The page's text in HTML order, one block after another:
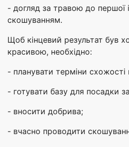
- догляд за травою до першої
скошуванням.
Щоб кінцевий результат був
красивою, необхідно:
- планувати терміни схожості
- готувати базу для посадки
- вносити добрива;
- вчасно проводити